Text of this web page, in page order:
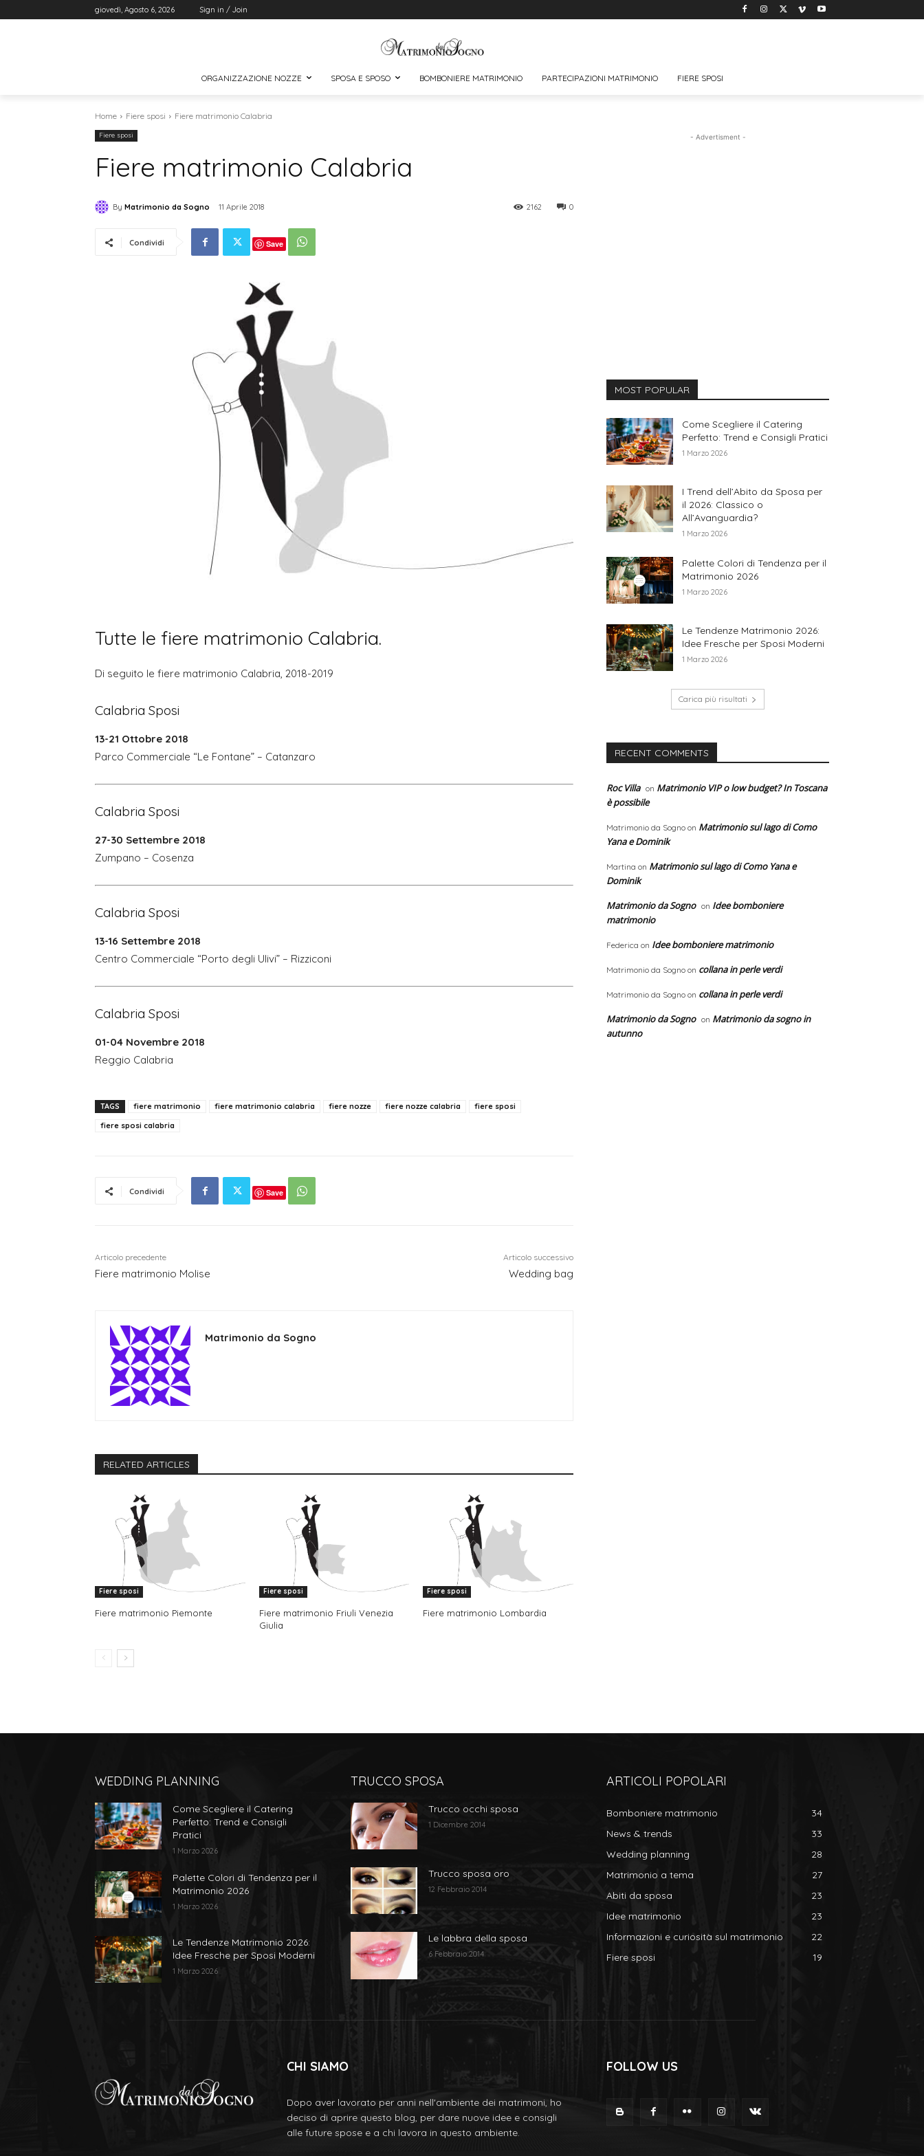
giovedì, Agosto 6, 2026 Sign in / Join
ORGANIZZAZIONE NOZZE SPOSA E SPOSO BOMBONIERE MATRIMONIO PARTECIPAZIONI MATRIMONIO FIERE SPOSI
Home Fiere sposi Fiere matrimonio Calabria
Fiere sposi
Fiere matrimonio Calabria
By Matrimonio da Sogno 11 Aprile 2018 0
2162
Condividi Save
Tutte le fiere matrimonio Calabria.
Di seguito le fiere matrimonio Calabria, 2018-2019
Calabria Sposi
13-21 Ottobre 2018
Parco Commerciale “Le Fontane” – Catanzaro
Calabria Sposi
27-30 Settembre 2018
Zumpano – Cosenza
Calabria Sposi
13-16 Settembre 2018
Centro Commerciale “Porto degli Ulivi” – Rizziconi
Calabria Sposi
01-04 Novembre 2018
Reggio Calabria
TAGS fiere matrimonio fiere matrimonio calabria fiere nozze fiere nozze calabria
fiere sposi
fiere sposi calabria
Condividi Save
Articolo precedente
Fiere matrimonio Molise
Articolo successivo
Wedding bag
Matrimonio da Sogno
RELATED ARTICLES
Fiere sposi
Fiere matrimonio Piemonte
Fiere sposi
Fiere matrimonio Friuli Venezia
Giulia
Fiere sposi
Fiere matrimonio Lombardia
- Advertisment -
MOST POPULAR
Come Scegliere il Catering
Perfetto: Trend e Consigli Pratici
1 Marzo 2026
I Trend dell’Abito da Sposa per
il 2026: Classico o
All’Avanguardia?
1 Marzo 2026
Palette Colori di Tendenza per il
Matrimonio 2026
1 Marzo 2026
Le Tendenze Matrimonio 2026:
Idee Fresche per Sposi Moderni
1 Marzo 2026
Carica più risultati
RECENT COMMENTS
Roc Villa on Matrimonio VIP o low budget? In Toscana
è possibile
Matrimonio da Sogno on Matrimonio sul lago di Como
Yana e Dominik
Martina on Matrimonio sul lago di Como Yana e
Dominik
Matrimonio da Sogno on Idee bomboniere
matrimonio
Federica on Idee bomboniere matrimonio
Matrimonio da Sogno on collana in perle verdi
Matrimonio da Sogno on collana in perle verdi
Matrimonio da Sogno on Matrimonio da sogno in
autunno
WEDDING PLANNING
Come Scegliere il Catering
Perfetto: Trend e Consigli
Pratici
1 Marzo 2026
Palette Colori di Tendenza per il
Matrimonio 2026
1 Marzo 2026
Le Tendenze Matrimonio 2026:
Idee Fresche per Sposi Moderni
1 Marzo 2026
TRUCCO SPOSA
Trucco occhi sposa
1 Dicembre 2014
Trucco sposa oro
12 Febbraio 2014
Le labbra della sposa
6 Febbraio 2014
ARTICOLI POPOLARI
Bomboniere matrimonio
34
News & trends
33
Wedding planning
28
Matrimonio a tema
27
Abiti da sposa
23
Idee matrimonio
23
Informazioni e curiosità sul matrimonio
22
Fiere sposi
19
CHI SIAMO
Dopo aver lavorato per anni nell'ambiente dei matrimoni, ho
deciso di aprire questo blog, per dare nuove idee e consigli
alle future spose e a chi lavora in questo ambiente.
FOLLOW US